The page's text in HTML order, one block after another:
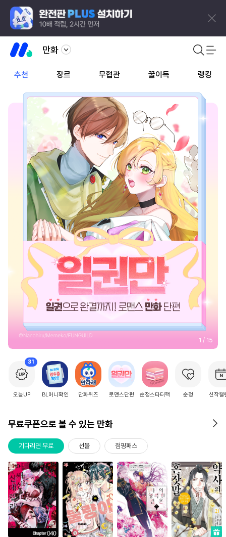
만화
추천 장르 무협관 꿀이득 랭킹
2 / 15
31
오늘UP BL머니확인 만화퀴즈 로맨스단편 순정스타터팩 순정 신작캘
무료쿠폰으로 볼 수 있는 만화
기다리면 무료 선물 점핑패스